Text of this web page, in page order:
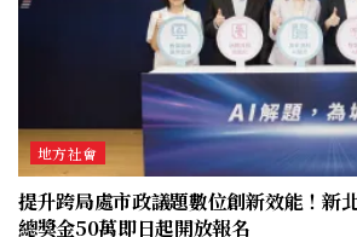
地方社會
提升跨局處市政議題數位創新效能！新
總獎金50萬即日起開放報名